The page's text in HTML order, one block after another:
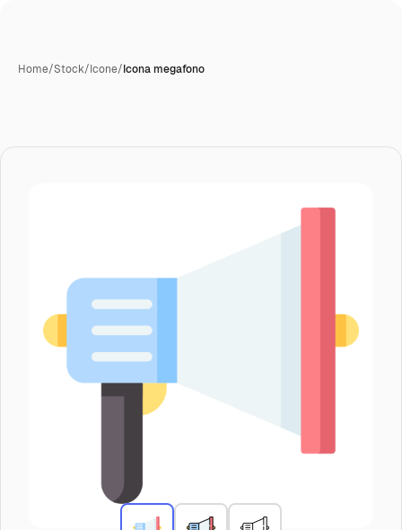
Home/Stock/Icone/Icona megafono